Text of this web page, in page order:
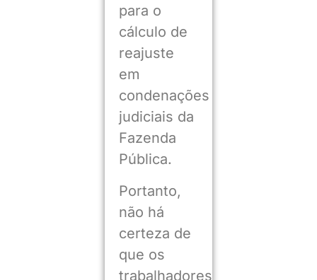
para o
cálculo de
reajuste
em
condenações
judiciais da
Fazenda
Pública.
Portanto,
não há
certeza de
que os
trabalhadores